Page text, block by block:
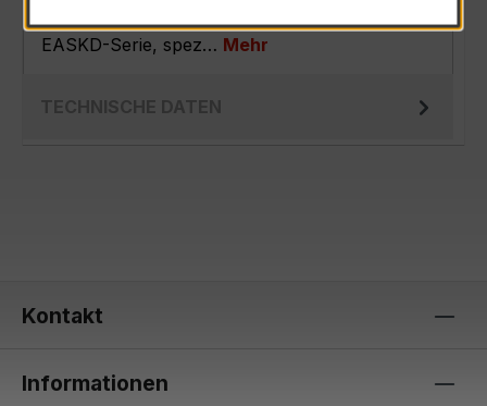
Verrechnungsstromwandler der bewährten
EASKD-Serie, spez… Mehr
TECHNISCHE DATEN
Kontakt
Informationen